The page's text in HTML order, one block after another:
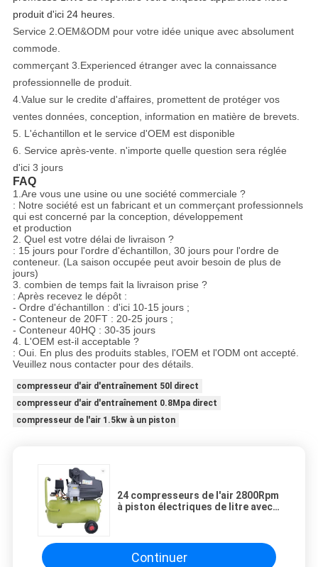
produit d'ici 24 heures.
Service 2.OEM&ODM pour votre idée unique avec absolument
commode.
commerçant 3.Experienced étranger avec la connaissance
professionnelle de produit.
4.Value sur le credite d'affaires, promettent de protéger vos
ventes données, conception, information en matière de brevets.
5. L'échantillon et le service d'OEM est disponible
6. Service après-vente. n'importe quelle question sera réglée
d'ici 3 jours
FAQ
1.Are vous une usine ou une société commerciale ?
: Notre société est un fabricant et un commerçant professionnels
qui est concerné par la conception, développement
et production
2. Quel est votre délai de livraison ?
: 15 jours pour l'ordre d'échantillon, 30 jours pour l'ordre de
conteneur. (La saison occupée peut avoir besoin de plus de
jours)
3. combien de temps fait la livraison prise ?
: Après recevez le dépôt :
- Ordre d'échantillon : d'ici 10-15 jours ;
- Conteneur de 20FT : 20-25 jours ;
- Conteneur 40HQ : 30-35 jours
4. L'OEM est-il acceptable ?
: Oui. En plus des produits stables, l'OEM et l'ODM ont accepté.
Veuillez nous contacter pour des détails.
compresseur d'air d'entraînement 50l direct
compresseur d'air d'entraînement 0.8Mpa direct
compresseur de l'air 1.5kw à un piston
24 compresseurs de l'air 2800Rpm
à piston électriques de litre avec
Continuer